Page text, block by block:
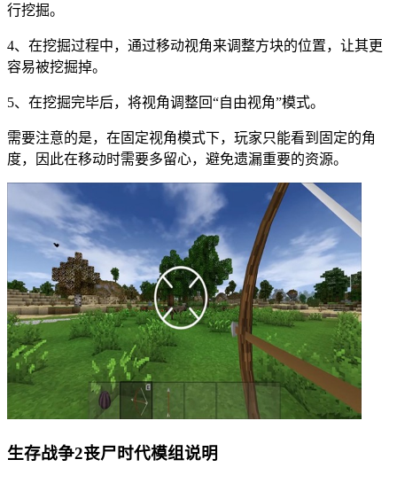
行挖掘。
4、在挖掘过程中，通过移动视角来调整方块的位置，让其更
容易被挖掘掉。
5、在挖掘完毕后，将视角调整回“自由视角”模式。
需要注意的是，在固定视角模式下，玩家只能看到固定的角
度，因此在移动时需要多留心，避免遗漏重要的资源。
生存战争2丧尸时代模组说明